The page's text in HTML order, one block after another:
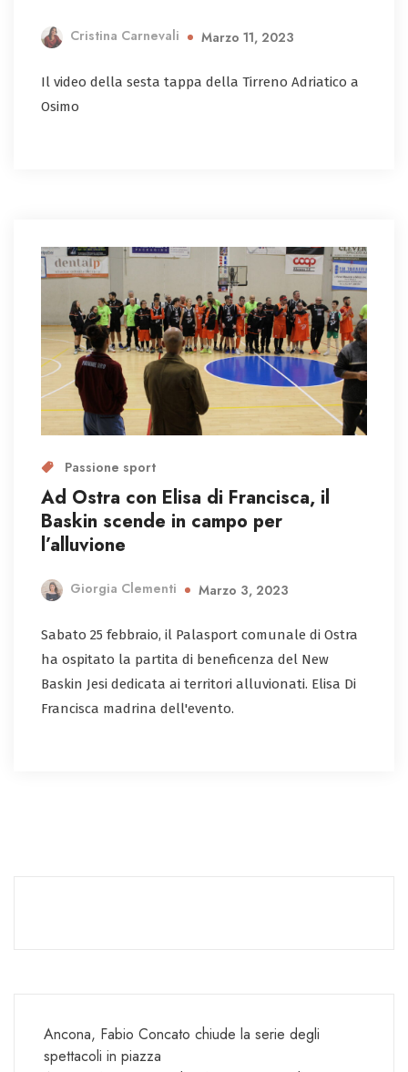
Cristina Carnevali Marzo 11, 2023
Il video della sesta tappa della Tirreno Adriatico a
Osimo
Passione sport
Ad Ostra con Elisa di Francisca, il
Baskin scende in campo per
l’alluvione
Giorgia Clementi Marzo 3, 2023
Sabato 25 febbraio, il Palasport comunale di Ostra
ha ospitato la partita di beneficenza del New
Baskin Jesi dedicata ai territori alluvionati. Elisa Di
Francisca madrina dell'evento.
Ancona, Fabio Concato chiude la serie degli
spettacoli in piazza